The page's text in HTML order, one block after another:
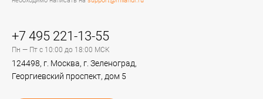
+7 495 221-13-55
Пн — Пт с 10:00 до 18:00 МСК
124498, г. Москва, г. Зеленоград,
Георгиевский проспект, дом 5